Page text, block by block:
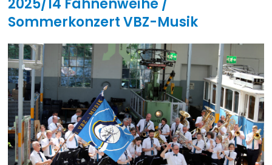
Sommerkonzert VBZ-Musik